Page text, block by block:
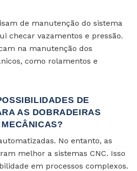
de manutenção do sistema
checar vazamentos e pressão.
na manutenção dos
como rolamentos e
DE
AS DOBRADEIRAS
No entanto, as
melhor a sistemas CNC. Isso
em processos complexos.